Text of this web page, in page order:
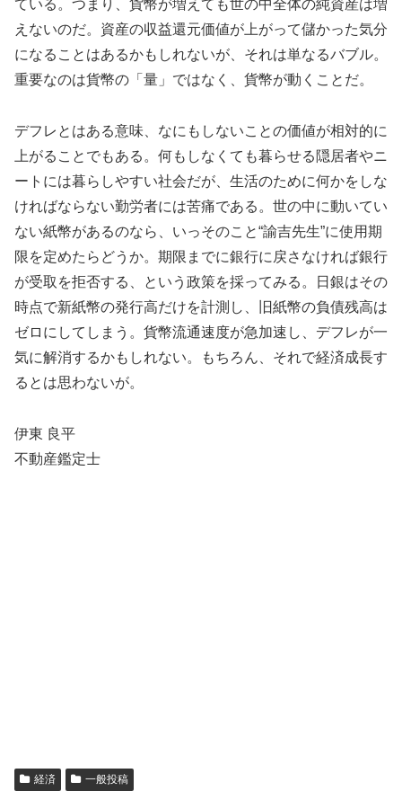
ている。つまり、貨幣が増えても世の中全体の純資産は増
えないのだ。資産の収益還元価値が上がって儲かった気分
になることはあるかもしれないが、それは単なるバブル。
重要なのは貨幣の「量」ではなく、貨幣が動くことだ。
デフレとはある意味、なにもしないことの価値が相対的に
上がることでもある。何もしなくても暮らせる隠居者やニ
ートには暮らしやすい社会だが、生活のために何かをしな
ければならない勤労者には苦痛である。世の中に動いてい
ない紙幣があるのなら、いっそのこと“諭吉先生”に使用期
限を定めたらどうか。期限までに銀行に戻さなければ銀行
が受取を拒否する、という政策を採ってみる。日銀はその
時点で新紙幣の発行高だけを計測し、旧紙幣の負債残高は
ゼロにしてしまう。貨幣流通速度が急加速し、デフレが一
気に解消するかもしれない。もちろん、それで経済成長す
るとは思わないが。
伊東 良平
不動産鑑定士
経済 一般投稿